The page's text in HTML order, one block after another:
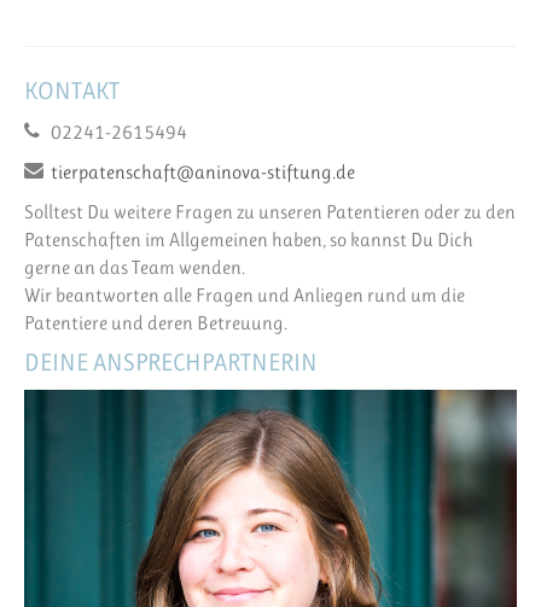
KONTAKT
02241-2615494
tierpatenschaft@aninova-stiftung.de
Solltest Du weitere Fragen zu unseren Patentieren oder zu den
Patenschaften im Allgemeinen haben, so kannst Du Dich
gerne an das Team wenden.
Wir beantworten alle Fragen und Anliegen rund um die
Patentiere und deren Betreuung.
DEINE ANSPRECHPARTNERIN